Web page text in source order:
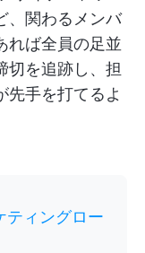
、関わるメンバ
れば全員の足並
切を追跡し、担
先手を打てるよ
ティングロー